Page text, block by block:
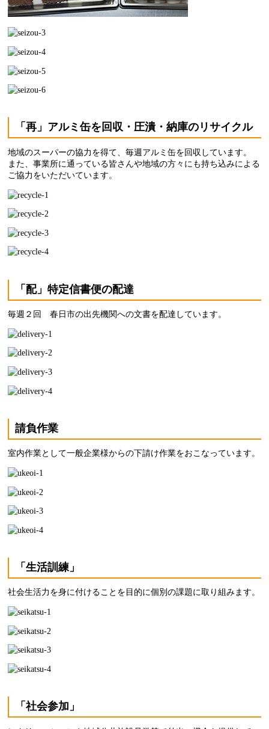
「再」アルミ缶を回収・圧潰・納庫のリサイクル
地域のスーパーの協力を得て、毎週アルミ缶を回収しています。
また、事業所に通っている皆さんや地域の方々にも持ち込みによる
ご協力をいただいています。
「配」特定信書便の配達
毎週２回 春日市の出先機関への文書を配達しています。
請負作業
室内作業として一般企業様からの下請け作業をおこなっています。
「生活訓練」
社会生活力を身に付けることを目的に個別の課題に取り組みます。
「社会参加」